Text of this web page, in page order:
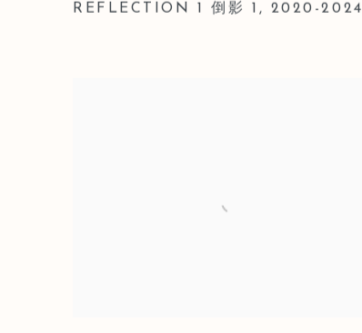
REFLECTION 1 倒影 1 , 2020-2024